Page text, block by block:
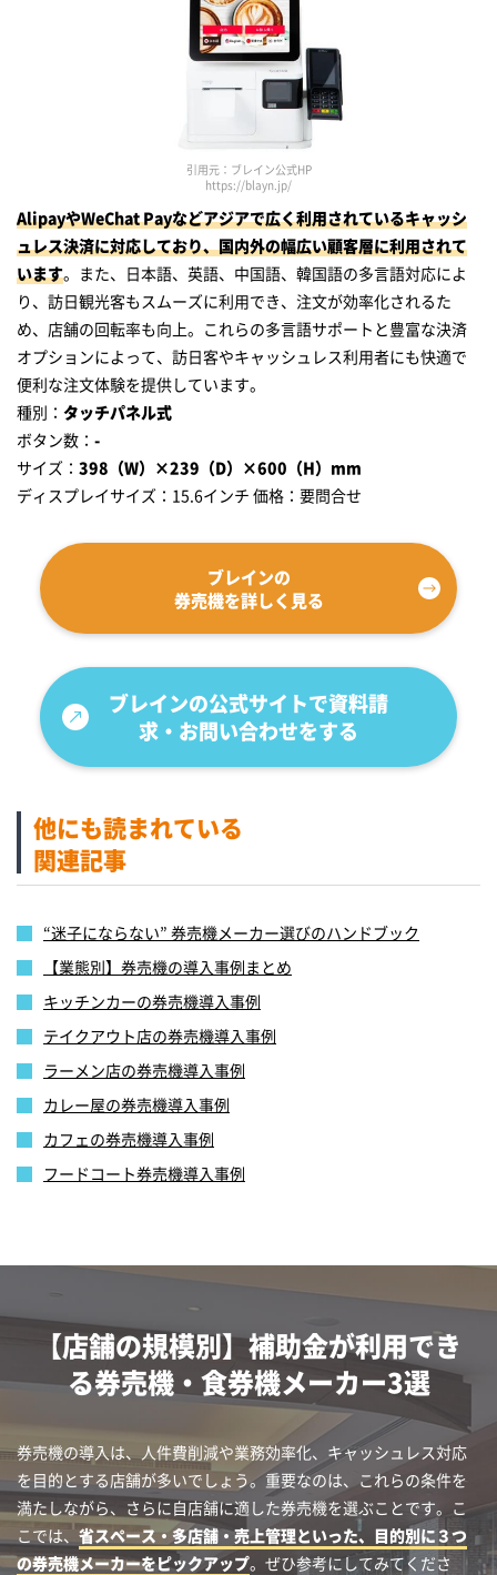
引用元：ブレイン公式HP
https://blayn.jp/
AlipayやWeChat Payなどアジアで広く利用されているキャッシ
ュレス決済に対応しており、国内外の幅広い顧客層に利用されて
います。また、日本語、英語、中国語、韓国語の多言語対応によ
り、訪日観光客もスムーズに利用でき、注文が効率化されるた
め、店舗の回転率も向上。これらの多言語サポートと豊富な決済
オプションによって、訪日客やキャッシュレス利用者にも快適で
便利な注文体験を提供しています。
種別： タッチパネル式
ボタン数： -
サイズ： 398（W）×239（D）×600（H）mm
ディスプレイサイズ：15.6インチ 価格：要問合せ
ブレインの
券売機を詳しく見る
ブレインの公式サイトで資料請
求・お問い合わせをする
他にも読まれている
関連記事
“迷子にならない” 券売機メーカー選びのハンドブック
【業態別】券売機の導入事例まとめ
キッチンカーの券売機導入事例
テイクアウト店の券売機導入事例
ラーメン店の券売機導入事例
カレー屋の券売機導入事例
カフェの券売機導入事例
フードコート券売機導入事例
【店舗の規模別】補助金が利用でき
る券売機・食券機メーカー3選
券売機の導入は、人件費削減や業務効率化、キャッシュレス対応
を目的とする店舗が多いでしょう。重要なのは、これらの条件を
満たしながら、さらに自店舗に適した券売機を選ぶことです。こ
こでは、 省スペース・多店舗・売上管理といった、目的別に３つ
の券売機メーカーをピックアップ。ぜひ参考にしてみてくださ